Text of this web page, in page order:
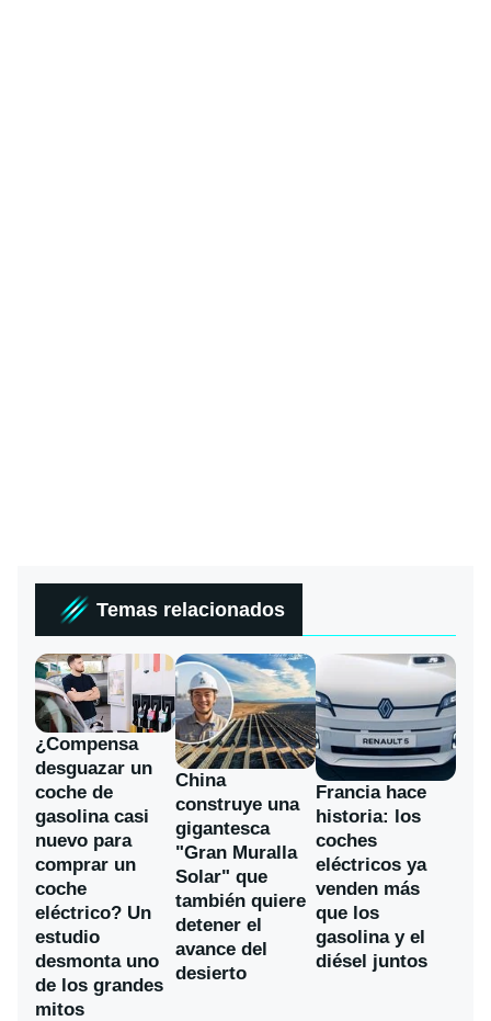
Temas relacionados
¿Compensa
desguazar un
coche de
gasolina casi
nuevo para
comprar un
coche
eléctrico? Un
estudio
desmonta uno
de los grandes
mitos
China
construye una
gigantesca
"Gran Muralla
Solar" que
también quiere
detener el
avance del
desierto
Francia hace
historia: los
coches
eléctricos ya
venden más
que los
gasolina y el
diésel juntos